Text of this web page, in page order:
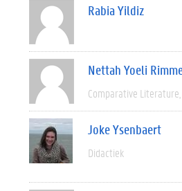
Rabia Yildiz
Nettah Yoeli
Comparative Literature
Joke Ysenbaert
Didactiek